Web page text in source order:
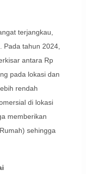
terjangkau,
Pada tahun 2024,
antara Rp
pada lokasi dan
rendah
di lokasi
memberikan
sehingga